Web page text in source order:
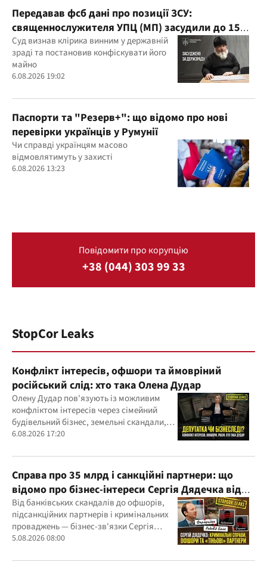
Передавав фсб дані про позиції ЗСУ:
священнослужителя УПЦ (МП) засудили до 15
років
Суд визнав клірика винним у державній
зраді та постановив конфіскувати його
майно
6.08.2026 19:02
Паспорти та "Резерв+": що відомо про нові
перевірки українців у Румунії
Чи справді українцям масово
відмовлятимуть у захисті
6.08.2026 13:23
Повідомити про корупцію
+38 (044) 303 99 33
StopCor Leaks
Конфлікт інтересів, офшори та ймовріний
російський слід: хто така Олена Дудар
Олену Дудар пов'язують із можливим
конфліктом інтересів через сімейний
будівельний бізнес, земельні скандали,
судові справи
6.08.2026 17:20
Справа про 35 млрд і санкційні партнери: що
відомо про бізнес-інтереси Сергія Дядечка від
"Родовід Банку" до "ФАРМАСЕЛ"
Від банківських скандалів до офшорів,
підсанкційних партнерів і кримінальних
проваджень — бізнес-зв'язки Сергія
Дядечка й досі простягаються через
5.08.2026 08:00